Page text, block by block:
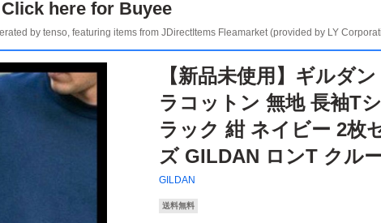
Click here for Buyee
by tenso, featuring items from JDirectItems Fleamarket (provided by LY
【新品未使用】ギルダ
ラコットン 無地 長袖T
ラック 紺 ネイビー 2枚
ズ GILDAN ロンT クル
GILDAN
送料無料